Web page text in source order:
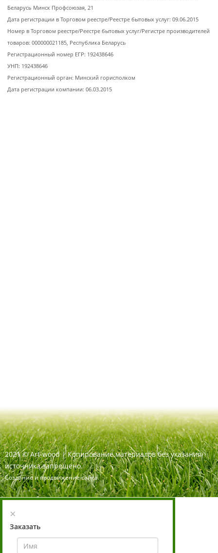
Беларусь Минск Профсоюзая, 21
Дата регистрации в Торговом реестре/Реестре бытовых услуг: 09.06.2015
Номер в Торговом реестре/Реестре бытовых услуг/Регистре производителей
товаров: 000000021185, Республика Беларусь
Регистрационный номер ЕГР: 192438646
УНП: 192438646
Регистрационный орган: Минский горисполком
Дата регистрации компании: 06.03.2015
2021 ©Art-wood |Копирование материалов без указания
источника запрещено.
Создание и продвижение сайта
×
Заказать